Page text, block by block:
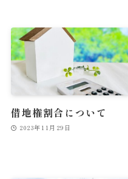
借地権割合について
2023年11月29日